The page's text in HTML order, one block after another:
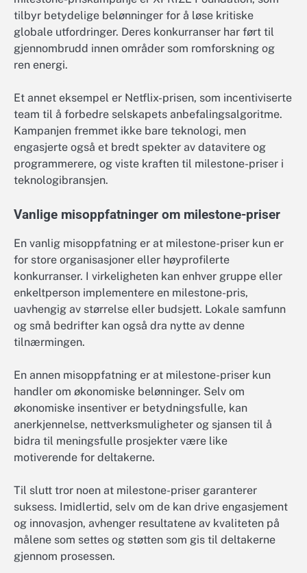
tilbyr betydelige belønninger for å løse kritiske
globale utfordringer. Deres konkurranser har ført til
gjennombrudd innen områder som romforskning og
ren energi.
Et annet eksempel er Netflix-prisen, som incentiviserte
team til å forbedre selskapets anbefalingsalgoritme.
Kampanjen fremmet ikke bare teknologi, men
engasjerte også et bredt spekter av datavitere og
programmerere, og viste kraften til milestone-priser i
teknologibransjen.
Vanlige misoppfatninger om milestone-priser
En vanlig misoppfatning er at milestone-priser kun er
for store organisasjoner eller høyprofilerte
konkurranser. I virkeligheten kan enhver gruppe eller
enkeltperson implementere en milestone-pris,
uavhengig av størrelse eller budsjett. Lokale samfunn
og små bedrifter kan også dra nytte av denne
tilnærmingen.
En annen misoppfatning er at milestone-priser kun
handler om økonomiske belønninger. Selv om
økonomiske insentiver er betydningsfulle, kan
anerkjennelse, nettverksmuligheter og sjansen til å
bidra til meningsfulle prosjekter være like
motiverende for deltakerne.
Til slutt tror noen at milestone-priser garanterer
suksess. Imidlertid, selv om de kan drive engasjement
og innovasjon, avhenger resultatene av kvaliteten på
målene som settes og støtten som gis til deltakerne
gjennom prosessen.